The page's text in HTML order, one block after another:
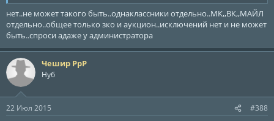
нет..не может такого быть..однаклассники отдельно..МК,,ВК,,МАЙЛ
отдельно..общее только зко и аукцион..исключений нет и не может
быть..спроси адаже у администратора
Чешир РрР
Нуб
22 Июл 2015 #388